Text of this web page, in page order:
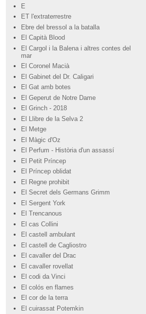
E
ET l'extraterrestre
Ebre del bressol a la batalla
El Capità Blood
El Cargol i la Balena i altres contes del
mar
El Coronel Macià
El Gabinet del Dr. Caligari
El Gat amb botes
El Geperut de Notre Dame
El Grinch - 2018
El Llibre de la Selva 2
El Metge
El Màgic d'Oz
El Perfum - Història d'un assassí
El Petit Príncep
El Príncep oblidat
El Regne prohibit
El Secret dels Germans Grimm
El Sergent York
El Trencanous
El cas Collini
El castell ambulant
El castell de Cagliostro
El cavaller del Drac
El cavaller rovellat
El codi da Vinci
El colós en flames
El cor de la terra
El cuirassat Potemkin